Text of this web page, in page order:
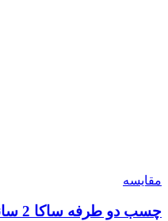
مقایسه
چسب دو طرفه ساکا 2 سانتی